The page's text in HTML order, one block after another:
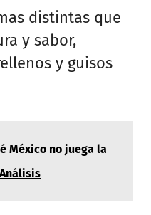
distintas que
y sabor,
y guisos
México no juega la